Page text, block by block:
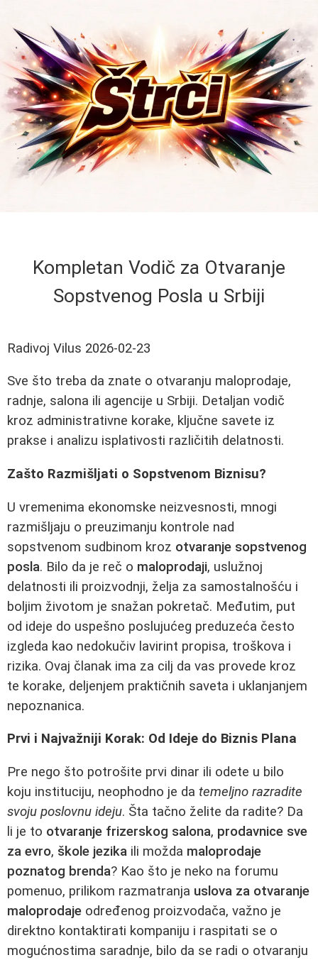
Kompletan Vodič za Otvaranje
Sopstvenog Posla u Srbiji
Radivoj Vilus 2026-02-23
Sve što treba da znate o otvaranju maloprodaje,
radnje, salona ili agencije u Srbiji. Detaljan vodič
kroz administrativne korake, ključne savete iz
prakse i analizu isplativosti različitih delatnosti.
Zašto Razmišljati o Sopstvenom Biznisu?
U vremenima ekonomske neizvesnosti, mnogi
razmišljaju o preuzimanju kontrole nad
sopstvenom sudbinom kroz otvaranje sopstvenog
posla. Bilo da je reč o maloprodaji, uslužnoj
delatnosti ili proizvodnji, želja za samostalnošću i
boljim životom je snažan pokretač. Međutim, put
od ideje do uspešno poslujućeg preduzeća često
izgleda kao nedokučiv lavirint propisa, troškova i
rizika. Ovaj članak ima za cilj da vas provede kroz
te korake, deljenjem praktičnih saveta i uklanjanjem
nepoznanica.
Prvi i Najvažniji Korak: Od Ideje do Biznis Plana
Pre nego što potrošite prvi dinar ili odete u bilo
koju instituciju, neophodno je da temeljno razradite
svoju poslovnu ideju. Šta tačno želite da radite? Da
li je to otvaranje frizerskog salona, prodavnice sve
za evro, škole jezika ili možda maloprodaje
poznatog brenda? Kao što je neko na forumu
pomenuo, prilikom razmatranja uslova za otvaranje
maloprodaje određenog proizvodača, važno je
direktno kontaktirati kompaniju i raspitati se o
mogućnostima saradnje, bilo da se radi o otvaranju